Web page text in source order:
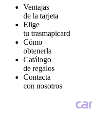
Ventajas
de la tarjeta
Elige
tu trasmapicard
Cómo
obtenerla
Catálogo
de regalos
Contacta
con nosotros